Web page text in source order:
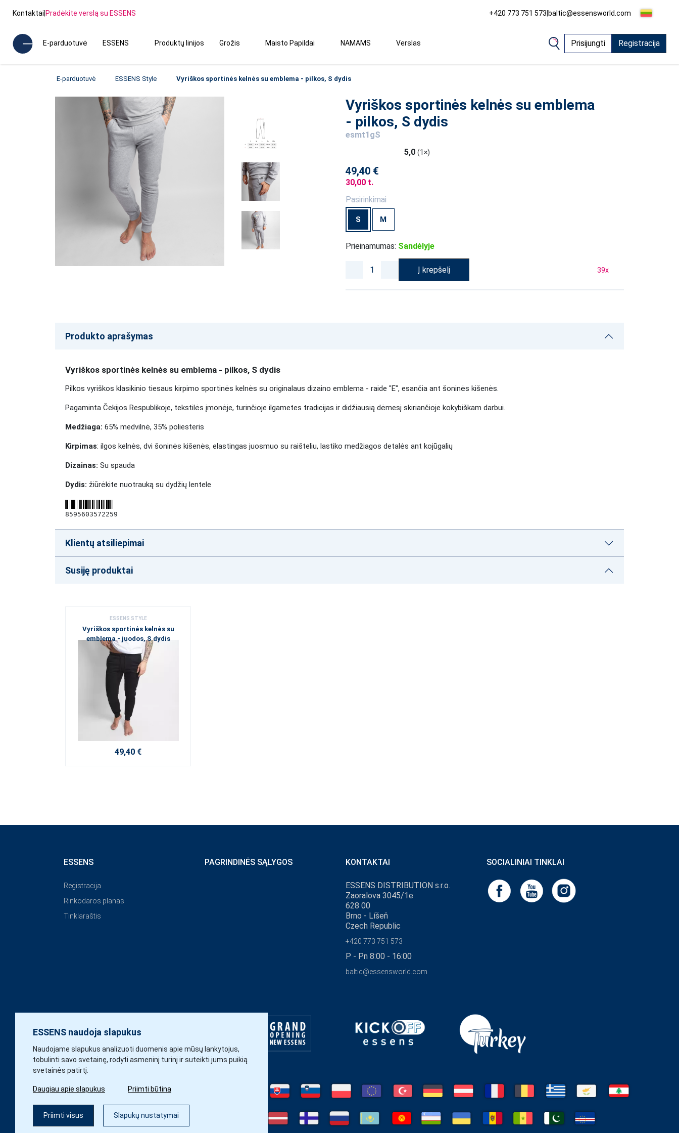
Kontaktai|Pradėkite verslą su ESSENS +420 773 751 573|baltic@essensworld.com
E-parduotuvė ESSENS Produktų linijos Grožis Maisto Papildai NAMAMS Verslas Prisijungti Registracija
E-parduotuvė ESSENS Style Vyriškos sportinės kelnės su emblema - pilkos, S dydis
Vyriškos sportinės kelnės su emblema
- pilkos, S dydis
esmt1gS
5,0 (1×)
49,40 €
30,00 t.
Pasirinkimai
S M
Prieinamumas: Sandėlyje
Į krepšelį 39x
Produkto aprašymas
Vyriškos sportinės kelnės su emblema - pilkos, S dydis
Pilkos vyriškos klasikinio tiesaus kirpimo sportinės kelnės su originalaus dizaino emblema - raide "E", esančia ant šoninės kišenės.
Pagaminta Čekijos Respublikoje, tekstilės įmonėje, turinčioje ilgametes tradicijas ir didžiausią dėmesį skiriančioje kokybiškam darbui.
Medžiaga: 65% medvilnė, 35% poliesteris
Kirpimas: ilgos kelnės, dvi šoninės kišenės, elastingas juosmuo su raišteliu, lastiko medžiagos detalės ant kojūgalių
Dizainas: Su spauda
Dydis: žiūrėkite nuotrauką su dydžių lentele
8595603572259
Klientų atsiliepimai
Susiję produktai
ESSENS STYLE
Vyriškos sportinės kelnės su
emblema - juodos, S dydis
49,40 €
ESSENS naudoja slapukus
Naudojame slapukus analizuoti duomenis apie mūsų lankytojus,
tobulinti savo svetainę, rodyti asmeninį turinį ir suteikti jums puikią
svetainės patirtį.
Daugiau apie slapukus Priimti būtina
Priimti visus Slapukų nustatymai
ESSENS
Registracija
Rinkodaros planas
Tinklaraštis
PAGRINDINĖS SĄLYGOS KONTAKTAI
ESSENS DISTRIBUTION s.r.o.
Zaoralova 3045/1e
628 00
Brno - Líšeň
Czech Republic
+420 773 751 573
P - Pn 8:00 - 16:00
baltic@essensworld.com
SOCIALINIAI TINKLAI